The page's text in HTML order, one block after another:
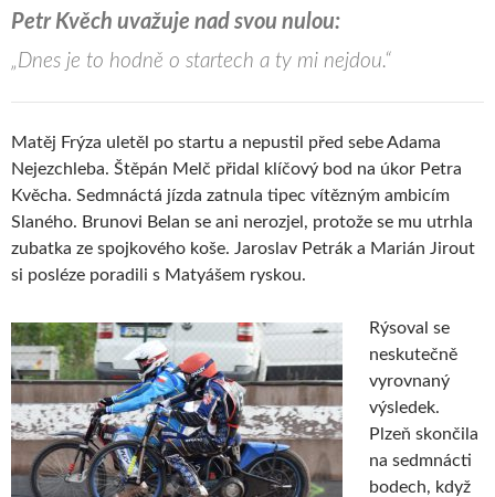
Petr Kvěch uvažuje nad svou nulou:
„Dnes je to hodně o startech a ty mi nejdou.“
Matěj Frýza uletěl po startu a nepustil před sebe Adama
Nejezchleba. Štěpán Melč přidal klíčový bod na úkor Petra
Kvěcha. Sedmnáctá jízda zatnula tipec vítězným ambicím
Slaného. Brunovi Belan se ani nerozjel, protože se mu utrhla
zubatka ze spojkového koše. Jaroslav Petrák a Marián Jirout
si posléze poradili s Matyášem ryskou.
Rýsoval se
neskutečně
vyrovnaný
výsledek.
Plzeň skončila
na sedmnácti
bodech, když